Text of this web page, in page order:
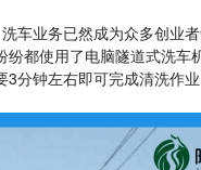
车业务已然成为众多创业
都使用了电脑隧道式洗车
分钟左右即可完成清洗作